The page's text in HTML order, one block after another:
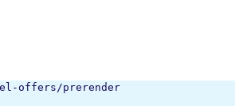
offers/prerender